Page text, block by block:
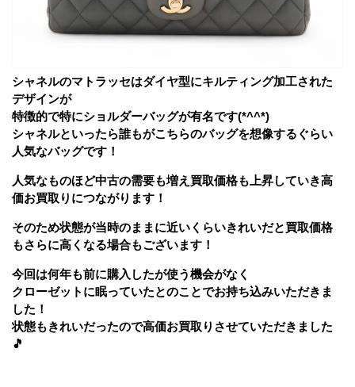
シャネルのマトラッセはダイヤ型にキルティング加工された
デザインが
特徴的で特にショルダーバッグが有名です(*^^*)
シャネルといったら誰もがこちらのバッグを想像するぐらい
人気なバッグです！
人気なものほど中古の需要も増え買取価格も上昇していき高
価お買取りにつながります！
そのため状態が当時のままに近いくらいきれいだと買取価格
もさらに高くなる場合もございます！
今回は何年も前に購入したが使う機会がなく
クローゼットに眠っていたとのことでお持ち込みいただきま
した！
状態もきれいだったので高価お買取りさせていただきました
🎵